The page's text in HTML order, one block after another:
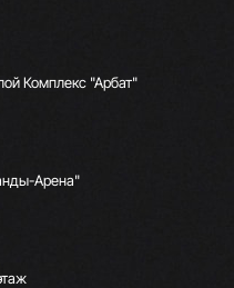
Комплекс "Арбат"
Арена"